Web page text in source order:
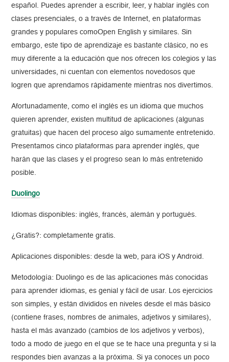
español. Puedes aprender a escribir, leer, y hablar inglés con
clases presenciales, o a través de Internet, en plataformas
grandes y populares comoOpen English y similares. Sin
embargo, este tipo de aprendizaje es bastante clásico, no es
muy diferente a la educación que nos ofrecen los colegios y las
universidades, ni cuentan con elementos novedosos que
logren que aprendamos rápidamente mientras nos divertimos.
Afortunadamente, como el inglés es un idioma que muchos
quieren aprender, existen multitud de aplicaciones (algunas
gratuitas) que hacen del proceso algo sumamente entretenido.
Presentamos cinco plataformas para aprender inglés, que
harán que las clases y el progreso sean lo más entretenido
posible.
Duolingo
Idiomas disponibles: inglés, francés, alemán y portugués.
¿Gratis?: completamente gratis.
Aplicaciones disponibles: desde la web, para iOS y Android.
Metodología: Duolingo es de las aplicaciones más conocidas
para aprender idiomas, es genial y fácil de usar. Los ejercicios
son simples, y están divididos en niveles desde el más básico
(contiene frases, nombres de animales, adjetivos y similares),
hasta el más avanzado (cambios de los adjetivos y verbos),
todo a modo de juego en el que se te hace una pregunta y si la
respondes bien avanzas a la próxima. Si ya conoces un poco